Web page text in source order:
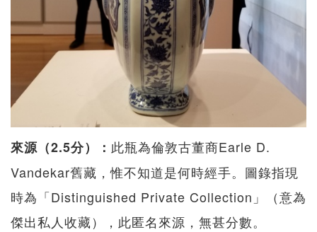
來源（2.5分）： 此瓶為倫敦古董商Earle D.
Vandekar舊藏，惟不知道是何時經手。圖錄指現
時為「Distinguished Private Collection」（意為
傑出私人收藏），此匿名來源，無甚分數。